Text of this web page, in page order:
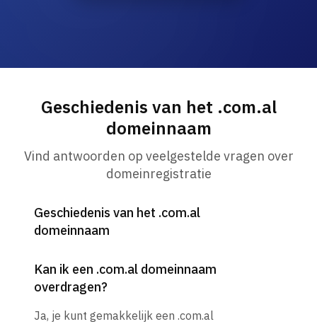
Geschiedenis van het .com.al
domeinnaam
Vind antwoorden op veelgestelde vragen over
domeinregistratie
Geschiedenis van het .com.al
domeinnaam
Kan ik een .com.al domeinnaam
overdragen?
Ja, je kunt gemakkelijk een .com.al